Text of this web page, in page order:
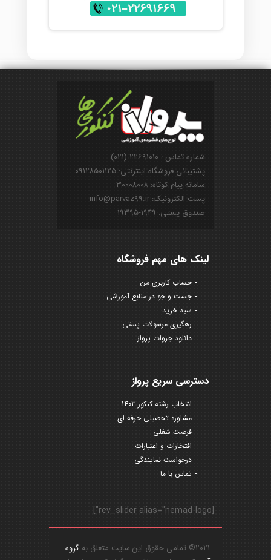
شماره تماس : ۲۲۶۹۱۰۱۰-(۰۲۱)
پشتیبانی فروشگاه اینترنتی: ۰۹۱۲۸۵۰۱۱۲۵
سامانه پیام کوتاه: ۳۰۰۰۸۰۰۸
پست الکترونیک: info@parvaz99.ir
صندوق پستی: ۱۹۴۹-۱۹۳۹۵
لینک های مهم فروشگاه
حساب کاربری من
جست و جو در منابع آموزشی
سبد خرید
رهگیری مرسولات پستی
دانلود جزوات پرواز
دسترسی سریع پرواز
انتخاب رشته کنکور 1403
مشاوره تحصیلی حرفه ای
فرصت شغلی
افتخارات و اعتبارات
درخواست نمایندگی
تماس با ما
[rev_slider alias="nemad-logo"]
2021© تمامی حقوق این سایت متعلق به
گروه